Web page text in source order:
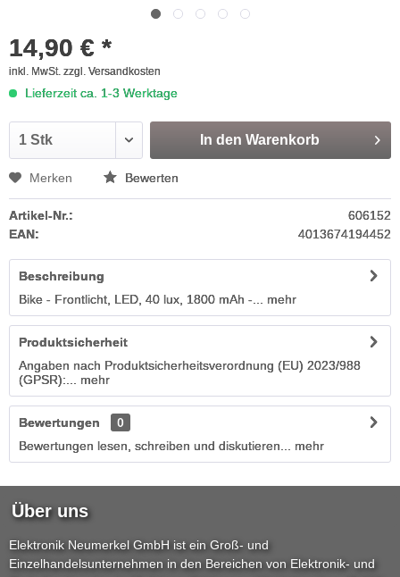
14,90 € *
inkl. MwSt. zzgl. Versandkosten
Lieferzeit ca. 1-3 Werktage
In den Warenkorb
Merken Bewerten
Artikel-Nr.:
606152
EAN:
4013674194452
Beschreibung
Bike - Frontlicht, LED, 40 lux, 1800 mAh -...
mehr
Produktsicherheit
Angaben nach Produktsicherheitsverordnung (EU) 2023/988
(GPSR):...
mehr
Bewertungen
0
Bewertungen lesen, schreiben und diskutieren...
mehr
Über uns
Elektronik Neumerkel GmbH ist ein Groß- und
Einzelhandelsunternehmen in den Bereichen von Elektronik- und